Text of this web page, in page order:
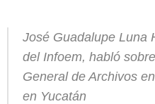
José Guadalupe Luna
del Infoem, habló
General de Archivos
en Yucatán